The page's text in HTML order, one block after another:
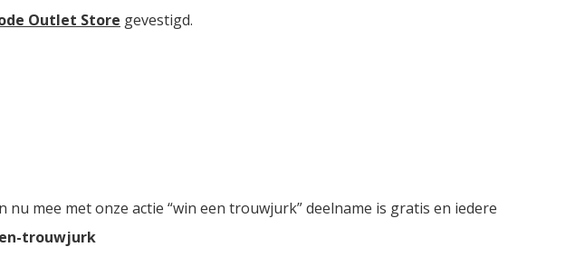
Outlet Store gevestigd.
nu mee met onze actie “win een trouwjurk” deelname is gratis en iedere
trouwjurk